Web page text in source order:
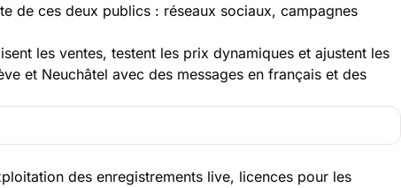
de ces deux publics : réseaux sociaux, campagnes
les ventes, testent les prix dynamiques et ajustent les
et Neuchâtel avec des messages en français et des
des enregistrements live, licences pour les